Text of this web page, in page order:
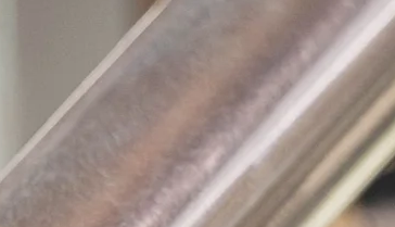
TEAL
Boutique Pro